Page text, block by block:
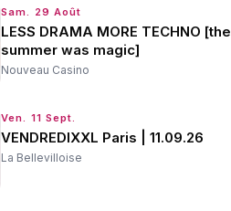
Sam. 29 Août
LESS DRAMA MORE TECHNO [the
summer was magic]
Nouveau Casino
Ven. 11 Sept.
VENDREDIXXL Paris | 11.09.26
La Bellevilloise